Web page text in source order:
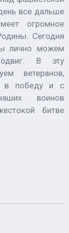
все дальше
огромное
Сегодня
лично можем
В эту
ветеранов,
в победу и с
воинов
битве